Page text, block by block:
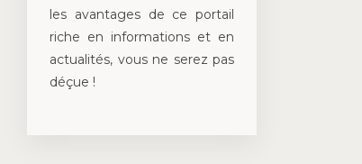
les avantages de ce portail
riche en informations et en
actualités, vous ne serez pas
déçue !